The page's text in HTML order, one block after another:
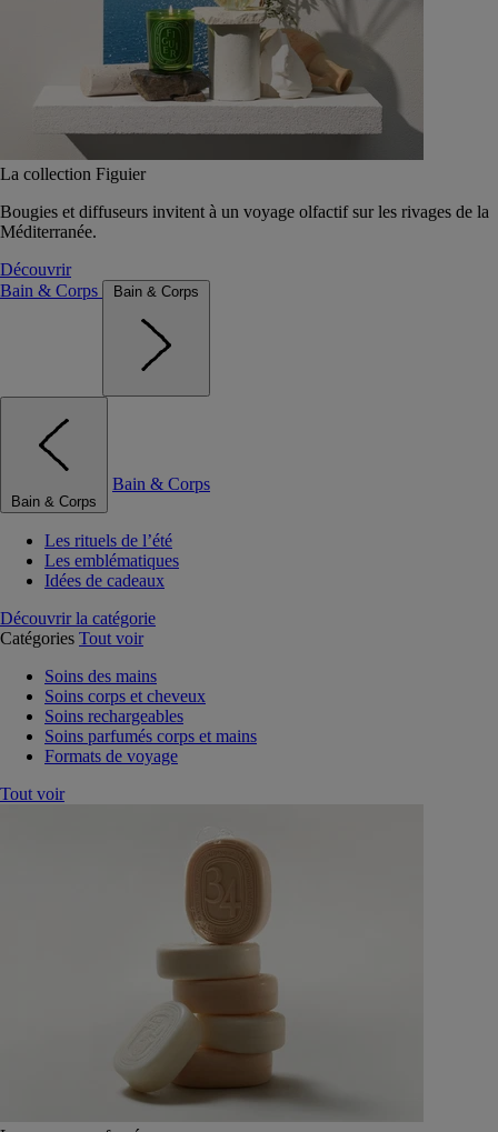
La collection Figuier
Bougies et diffuseurs invitent à un voyage olfactif sur les rivages de la
Méditerranée.
Découvrir
Bain & Corps
Bain & Corps
Bain & Corps
Bain & Corps
Les rituels de l’été
Les emblématiques
Idées de cadeaux
Découvrir la catégorie
Catégories Tout voir
Soins des mains
Soins corps et cheveux
Soins rechargeables
Soins parfumés corps et mains
Formats de voyage
Tout voir